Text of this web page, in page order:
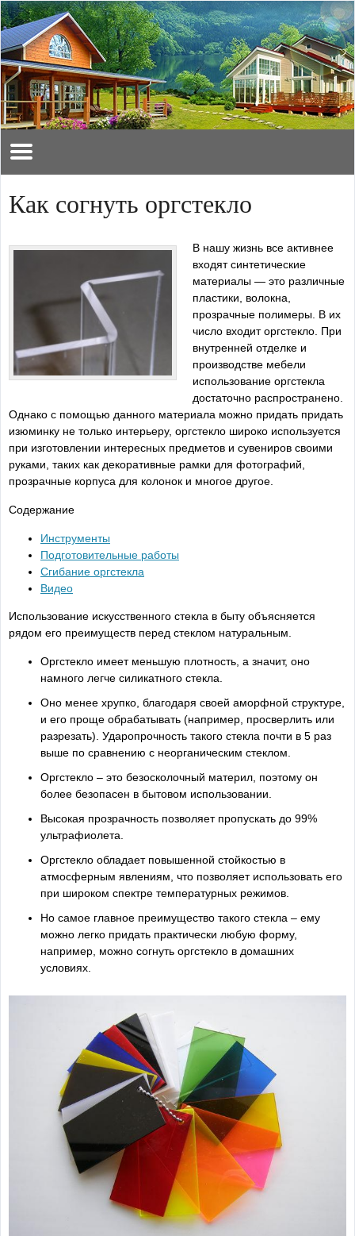
Как согнуть оргстекло
В нашу жизнь все активнее
входят синтетические
материалы — это различные
пластики, волокна,
прозрачные полимеры. В их
число входит оргстекло. При
внутренней отделке и
производстве мебели
использование оргстекла
достаточно распространено.
Однако с помощью данного материала можно придать придать
изюминку не только интерьеру, оргстекло широко используется
при изготовлении интересных предметов и сувениров своими
руками, таких как декоративные рамки для фотографий,
прозрачные корпуса для колонок и многое другое.
Содержание
Инструменты
Подготовительные работы
Сгибание оргстекла
Видео
Использование искусственного стекла в быту объясняется
рядом его преимуществ перед стеклом натуральным.
Оргстекло имеет меньшую плотность, а значит, оно
намного легче силикатного стекла.
Оно менее хрупко, благодаря своей аморфной структуре,
и его проще обрабатывать (например, просверлить или
разрезать). Ударопрочность такого стекла почти в 5 раз
выше по сравнению с неорганическим стеклом.
Оргстекло – это безосколочный материл, поэтому он
более безопасен в бытовом использовании.
Высокая прозрачность позволяет пропускать до 99%
ультрафиолета.
Оргстекло обладает повышенной стойкостью в
атмосферным явлениям, что позволяет использовать его
при широком спектре температурных режимов.
Но самое главное преимущество такого стекла – ему
можно легко придать практически любую форму,
например, можно согнуть оргстекло в домашних
условиях.